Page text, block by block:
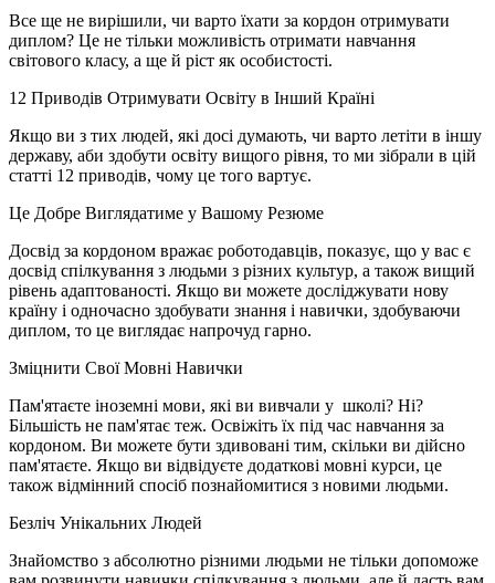
Все ще не вирішили, чи варто їхати за кордон отримувати
диплом? Це не тільки можливість отримати навчання
світового класу, а ще й ріст як особистості.
12 Приводів Отримувати Освіту в Інший Країні
Якщо ви з тих людей, які досі думають, чи варто летіти в іншу
державу, аби здобути освіту вищого рівня, то ми зібрали в цій
статті 12 приводів, чому це того вартує.
Це Добре Виглядатиме у Вашому Резюме
Досвід за кордоном вражає роботодавців, показує, що у вас є
досвід спілкування з людьми з різних культур, а також вищий
рівень адаптованості. Якщо ви можете досліджувати нову
країну і одночасно здобувати знання і навички, здобуваючи
диплом, то це виглядає напрочуд гарно.
Зміцнити Свої Мовні Навички
Пам'ятаєте іноземні мови, які ви вивчали у школі? Ні?
Більшість не пам'ятає теж. Освіжіть їх під час навчання за
кордоном. Ви можете бути здивовані тим, скільки ви дійсно
пам'ятаєте. Якщо ви відвідуєте додаткові мовні курси, це
також відмінний спосіб познайомитися з новими людьми.
Безліч Унікальних Людей
Знайомство з абсолютно різними людьми не тільки допоможе